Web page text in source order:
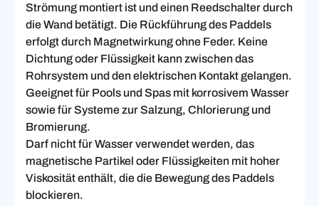
Strömung montiert ist und einen Reedschalter durch
die Wand betätigt. Die Rückführung des Paddels
erfolgt durch Magnetwirkung ohne Feder. Keine
Dichtung oder Flüssigkeit kann zwischen das
Rohrsystem und den elektrischen Kontakt gelangen.
Geeignet für Pools und Spas mit korrosivem Wasser
sowie für Systeme zur Salzung, Chlorierung und
Bromierung.
Darf nicht für Wasser verwendet werden, das
magnetische Partikel oder Flüssigkeiten mit hoher
Viskosität enthält, die die Bewegung des Paddels
blockieren.